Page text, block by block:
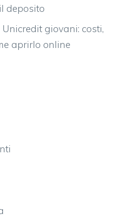
deposito
giovani: costi,
aprirlo online